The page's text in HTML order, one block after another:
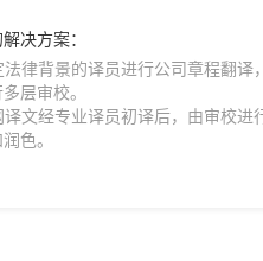
决方案：
法律背景的译员进行公司章程翻译，
层审校。
译文经专业译员初译后，由审校进
色。